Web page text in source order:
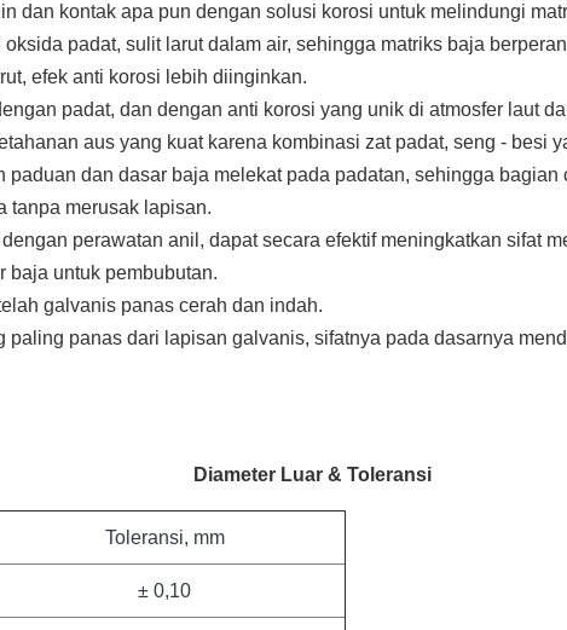
dan kontak apa pun dengan solusi korosi untuk melindungi
padat, sulit larut dalam air, sehingga matriks baja
efek anti korosi lebih diinginkan.
padat, dan dengan anti korosi yang unik di atmosfer laut
aus yang kuat karena kombinasi zat padat, seng - besi
dan dasar baja melekat pada padatan, sehingga
tanpa merusak lapisan.
perawatan anil, dapat secara efektif meningkatkan sifat
baja untuk pembubutan.
galvanis panas cerah dan indah.
panas dari lapisan galvanis, sifatnya pada dasarnya
Diameter Luar & Toleransi
Toleransi, mm
± 0,10